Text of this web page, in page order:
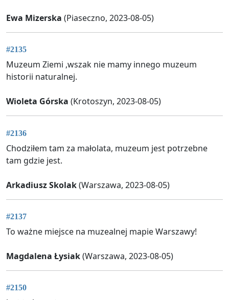
Ewa Mizerska (Piaseczno, 2023-08-05)
#2135
Muzeum Ziemi ,wszak nie mamy innego muzeum
historii naturalnej.
Wioleta Górska (Krotoszyn, 2023-08-05)
#2136
Chodziłem tam za małolata, muzeum jest potrzebne
tam gdzie jest.
Arkadiusz Skolak(Warszawa, 2023-08-05)
#2137
To ważne miejsce na muzealnej mapie Warszawy!
Magdalena Łysiak(Warszawa, 2023-08-05)
#2150